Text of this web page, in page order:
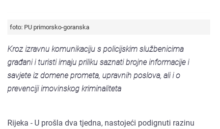
foto: PU primorsko-goranska
Kroz izravnu komunikaciju s policijskim službenicima
građani i turisti imaju priliku saznati brojne informacije i
savjete iz domene prometa, upravnih poslova, ali i o
prevenciji imovinskog kriminaliteta
Rijeka - U prošla dva tjedna, nastojeći podignuti razinu